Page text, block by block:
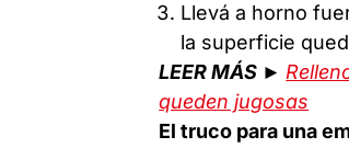
Llevá a horno
la superficie
LEER MÁS ►
queden jugosas
El truco para una